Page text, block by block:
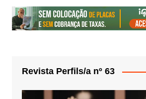
Revista Perfils/a nº 63